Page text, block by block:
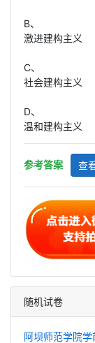
B、
激进建构主义
C、
社会建构主义
D、
温和建构主义
参考答案 查
随机试卷
阿坝师范学院